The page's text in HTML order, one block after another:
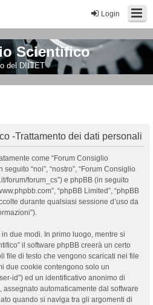
Login
Scientifico
del DIITET
-Trattamento dei dati personali
come “Forum Consiglio
“noi”, “nostro”, “Forum Consiglio
forum/forum_cs”) e phpBB (in seguito
“phpBB Limited”, “phpBB
durante qualsiasi sessione d’uso da
due modi. In primo luogo, mentre si
il software phpBB creerà un certo
file di testo che vengono scaricati nei file
due cookie contengono solo un
id”) ed un identificativo anonimo di
assegnato automaticamente dal software
quando si naviga tra gli argomenti di